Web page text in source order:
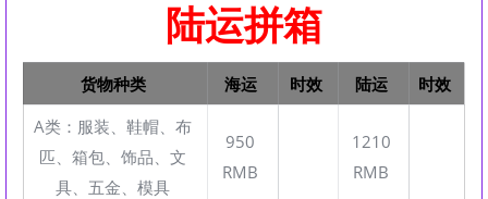
陆运拼箱
货物种类 海运 时效 陆运
时效
A类：服装、鞋帽、布
匹、箱包、饰品、文
具、五金、模具
950
RMB
1210
RMB